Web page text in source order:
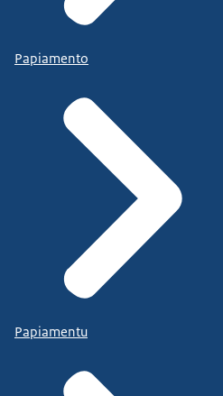
Papiamento
Papiamentu